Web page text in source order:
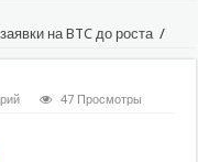
на BTC до роста /
47 Просмотры